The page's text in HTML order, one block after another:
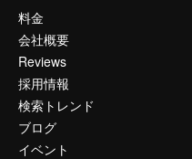
料金
会社概要
Reviews
採用情報
検索トレンド
ブログ
イベント